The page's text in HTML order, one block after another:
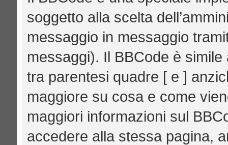
soggetto alla scelta
messaggio in messaggio
messaggi). Il BBCode è
tra parentesi quadre [ e ]
maggiore su cosa e come
maggiori informazioni sul
accedere alla stessa pagina,